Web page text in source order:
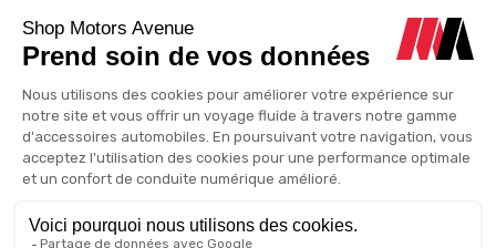
Vous pouvez vous désinscrire à tout moment. Vous trouverez pour
cela nos informations de contact dans les conditions d'utilisation
du site.